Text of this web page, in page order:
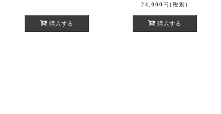
購入する
24,000 円 (税別)
購入する